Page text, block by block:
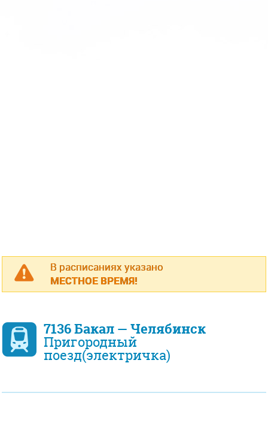
В расписаниях указано
МЕСТНОЕ ВРЕМЯ!
7136 Бакал — Челябинск
Пригородный
поезд(электричка)